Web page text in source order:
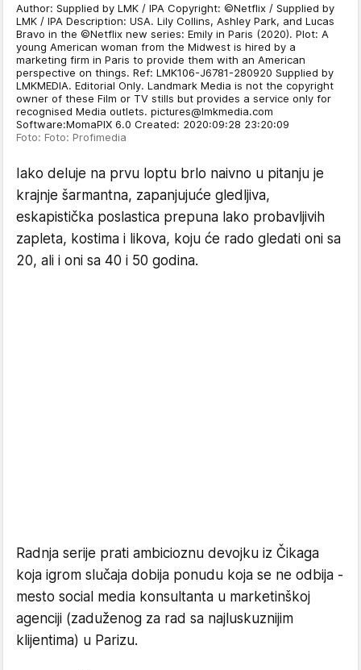
Author: Supplied by LMK / IPA Copyright: ©Netflix / Supplied by
LMK / IPA Description: USA. Lily Collins, Ashley Park, and Lucas
Bravo in the ©Netflix new series: Emily in Paris (2020). Plot: A
young American woman from the Midwest is hired by a
marketing firm in Paris to provide them with an American
perspective on things. Ref: LMK106-J6781-280920 Supplied by
LMKMEDIA. Editorial Only. Landmark Media is not the copyright
owner of these Film or TV stills but provides a service only for
recognised Media outlets. pictures@lmkmedia.com
Software:MomaPIX 6.0 Created: 2020:09:28 23:20:09
Foto: Foto: Profimedia
Iako deluje na prvu loptu brlo naivno u pitanju je
krajnje šarmantna, zapanjujuće gledljiva,
eskapistička poslastica prepuna lako probavljivih
zapleta, kostima i likova, koju će rado gledati oni sa
20, ali i oni sa 40 i 50 godina.
Radnja serije prati ambicioznu devojku iz Čikaga
koja igrom slučaja dobija ponudu koja se ne odbija -
mesto social media konsultanta u marketinškoj
agenciji (zaduženog za rad sa najluskuznijim
klijentima) u Parizu.